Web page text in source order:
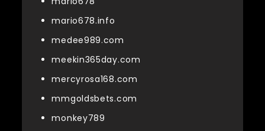
mario678.info
medee989.com
meekin365day.com
mercyrosa168.com
mmgoldsbets.com
monkey789